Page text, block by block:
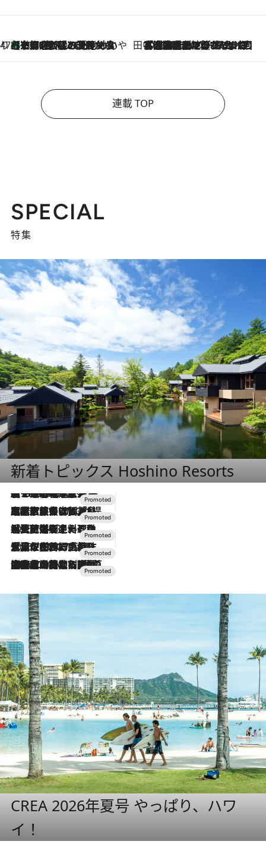
47都道府県の手みやげ ひんやりスイーツで夏を満喫
2026.8.7
【京都府】この夏絶対食べたい 冷やしておいしいおやつ3選 ひと口目から心を掴む新緑のテリーヌ 田中稲の勝手に再ブーム
2026.8.7
「湘南乃風に憧れて」観客大盛上がりの“タオル回し”に、ラッパー顔負けの高速歌唱まで…さだまさし（74）のアグレッシブすぎる現在地
連載 TOP
SPECIAL
特集
新着トピックス Hoshino Resorts
2026.8.7
【トンボの足水浴】ヒノキの香りに包まれて涼感マックス！約13℃の湧水かけ流しを避暑地「星野温泉 トンボの湯」で体験
2026.7.31
【ホテル帰省】という選択肢をOMOが提案。家族とほどよい距離を保つには「昼は実家、夜は気兼ねなくホテルで！」
2026.7.24
【夏限定ディナーコース】旬を迎える稚鮎や花ズッキーニなどをイタリア・トスカーナの郷土料理の手法で満喫！
2026.7.17
「土佐和ハーブかき氷」がOMO7高知に登場！生姜、山椒、大葉など目にも舌にも涼を呼ぶ郷土の味
2026.7.10
NEW OPEN！【界 草津】名湯の地に誕生。趣の異なる2種の温泉と上州ならではの会席・蕎麦割烹など美食を味わう究極の癒やし旅
CREA 2026年夏号 やっぱり、ハワ
イ！